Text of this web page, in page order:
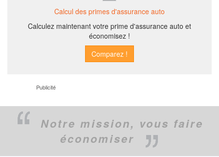
Calcul des primes d'assurance auto
Calculez maintenant votre prime d'assurance auto et
économisez !
Publicité
Notre mission, vous faire
économiser